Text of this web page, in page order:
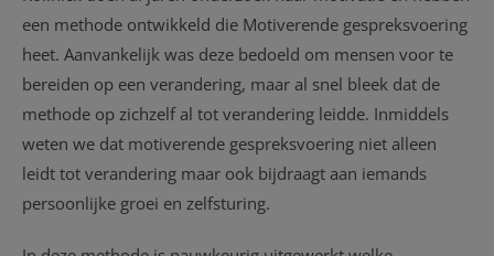
een methode ontwikkeld die Motiverende gespreksvoering
heet. Aanvankelijk was deze bedoeld om mensen voor te
bereiden op een verandering, maar al snel bleek dat de
methode op zichzelf al tot verandering leidde. Inmiddels
weten we dat motiverende gespreksvoering niet alleen
leidt tot verandering maar ook bijdraagt aan iemands
persoonlijke groei en zelfsturing.